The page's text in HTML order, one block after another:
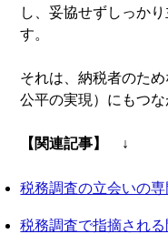
し、妥協せずしっか
す。
それは、納税者のた
公平の実現）にもつな
【関連記事】 ↓
税務調査の立会いの専
税務調査で指摘され